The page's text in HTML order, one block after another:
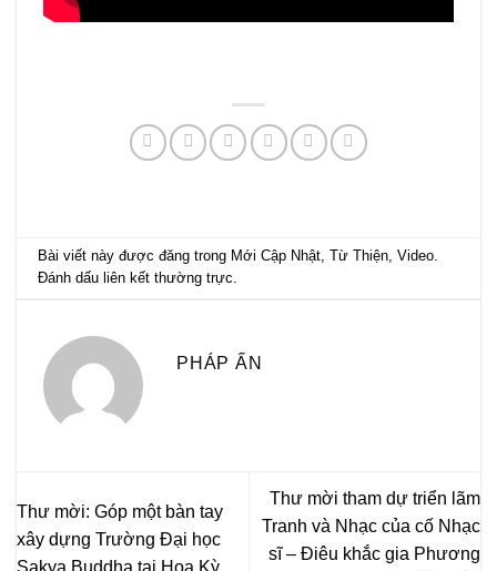
Bài viết này được đăng trong Mới Cập Nhật ,Từ Thiện ,Video
Đánh dấu liên kết thường trực
PHÁP ẤN
Thư mời: Góp một bàn tay
xây dựng Trường Đại học
Thư mời tham dự triển lãm
Tranh và Nhạc của cố Nhạc
sĩ – Điêu khắc gia Phương